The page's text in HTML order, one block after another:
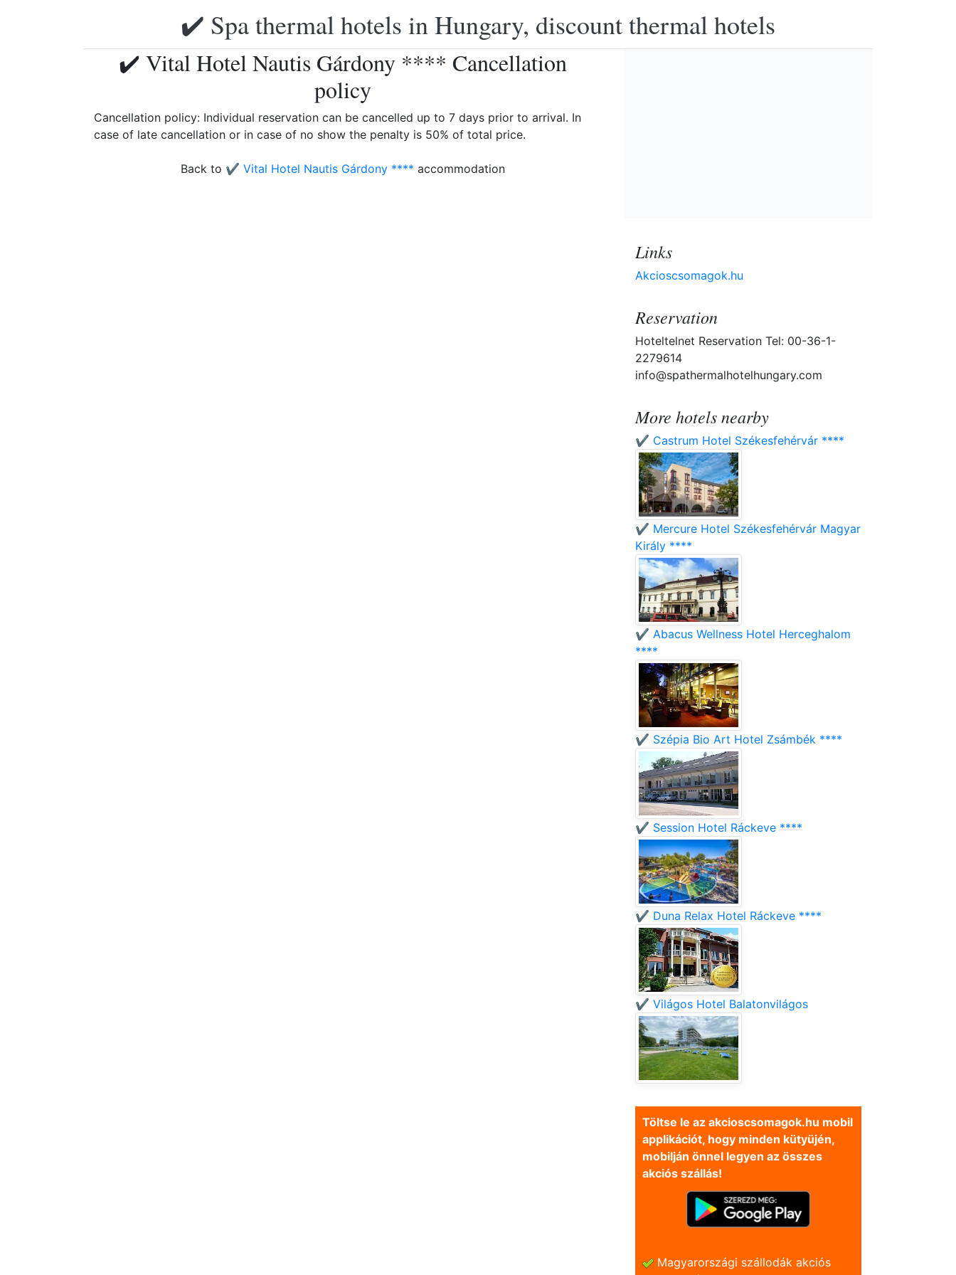
✔️ Spa thermal hotels in Hungary, discount thermal hotels
✔️ Vital Hotel Nautis Gárdony **** Cancellation
policy
Cancellation policy: Individual reservation can be cancelled up to 7 days prior to arrival. In
case of late cancellation or in case of no show the penalty is 50% of total price.
Back to ✔️ Vital Hotel Nautis Gárdony **** accommodation
Links
Akcioscsomagok.hu
Reservation
Hoteltelnet Reservation Tel: 00-36-1-
2279614
info@spathermalhotelhungary.com
More hotels nearby
✔️ Castrum Hotel Székesfehérvár ****
✔️ Mercure Hotel Székesfehérvár Magyar
Király ****
✔️ Abacus Wellness Hotel Herceghalom
****
✔️ Szépia Bio Art Hotel Zsámbék ****
✔️ Session Hotel Ráckeve ****
✔️ Duna Relax Hotel Ráckeve ****
✔️ Világos Hotel Balatonvilágos
Töltse le az akcioscsomagok.hu mobil
applikációt, hogy minden kütyüjén,
mobilján önnel legyen az összes
akciós szállás!
Magyarországi szállodák akciós